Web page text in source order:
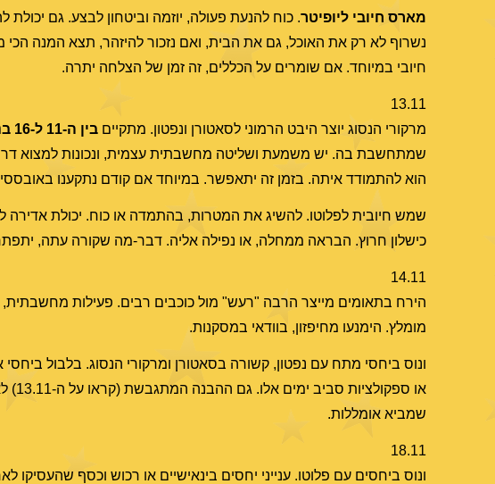
מארס חיובי ליופיטר. כוח להנעת פעולה, יוזמה וביטחון לבצע. גם
נשרוף לא רק את האוכל, גם את הבית, ואם נזכור להיזהר, תצא המנה
חיובי במיוחד. אם שומרים על הכללים, זה זמן של הצלחה יתרה.
13.11
מרקורי הנסוג יוצר היבט הרמוני לסאטורן ונפטון. מתקיים בין ה-11 ל-16 בנובמבר
שמתחשבת בה. יש משמעת ושליטה מחשבתית עצמית, ונכונות למצוא
הוא להתמודד איתה. בזמן זה יתאפשר. במיוחד אם קודם נתקענו
שמש חיובית לפלוטו. להשיג את המטרות, בהתמדה או כוח. יכולת אדירה
כישלון חרוץ. הבראה ממחלה, או נפילה אליה. דבר-מה שקורה עתה,
14.11
הירח בתאומים מייצר הרבה "רעש" מול כוכבים רבים. פעילות
מומלץ. הימנעו מחיפזון, בוודאי במסקנות.
ונוס ביחסי מתח עם נפטון, קשורה בסאטורן ומרקורי הנסוג. בלבול
או
שמביא אומללות.
18.11
ונוס ביחסים עם פלוטו. ענייני יחסים בינאישיים או רכוש וכסף שהעסיקו